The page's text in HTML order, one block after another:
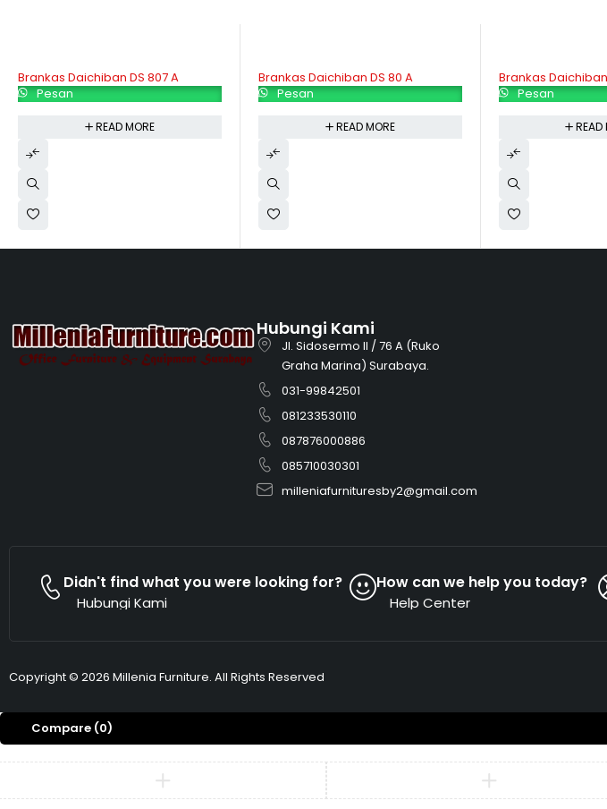
Brankas Daichiban DS 807 A
Pesan
READ MORE
Brankas Daichiban DS 80 A
Pesan
READ MORE
Brankas
Pesan
READ
Hubungi Kami
Jl. Sidosermo II / 76 A (Ruko
Graha Marina) Surabaya.
031-99842501
081233530110
087876000886
085710030301
milleniafurnituresby2@gmail.com
Didn't find what you were looking for?
Hubungi Kami
How can we help you today?
Help Center
Copyright © 2026 Millenia Furniture. All Rights Reserved
Compare (0)